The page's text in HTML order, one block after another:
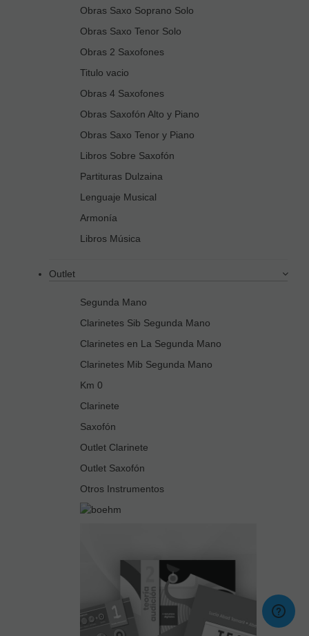
Obras Saxo Soprano Solo
Obras Saxo Tenor Solo
Obras 2 Saxofones
Titulo vacio
Obras 4 Saxofones
Obras Saxofón Alto y Piano
Obras Saxo Tenor y Piano
Libros Sobre Saxofón
Partituras Dulzaina
Lenguaje Musical
Armonía
Libros Música
Outlet
Segunda Mano
Clarinetes Sib Segunda Mano
Clarinetes en La Segunda Mano
Clarinetes Mib Segunda Mano
Km 0
Clarinete
Saxofón
Outlet Clarinete
Outlet Saxofón
Otros Instrumentos